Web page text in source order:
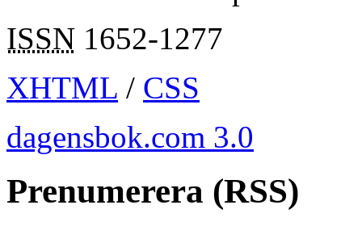
ISSN 1652-1277
XHTML / CSS
dagensbok.com 3.0
Prenumerera (RSS)